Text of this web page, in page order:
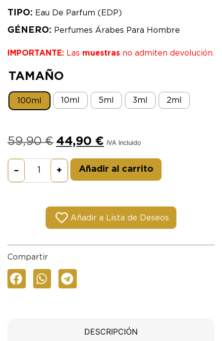
TIPO: Eau De Parfum (EDP)
GÉNERO: Perfumes Árabes Para Hombre
IMPORTANTE: Las muestras no admiten devolución.
TAMAÑO
100ml 10ml 5ml 3ml 2ml
59,90€ 44,90 € IVA Incluido
– + Añadir al carrito
Añadir a Lista de Deseos
Compartir
DESCRIPCIÓN